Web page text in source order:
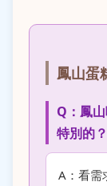
鳳山蛋
Q：鳳
特別的
A：看需